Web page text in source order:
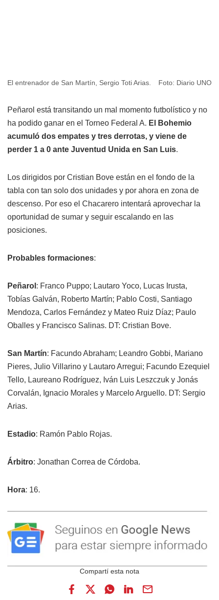
El entrenador de San Martín, Sergio Toti Arias. Foto: Diario UNO
Peñarol está transitando un mal momento futbolístico y no
ha podido ganar en el Torneo Federal A. El Bohemio
acumuló dos empates y tres derrotas, y viene de
perder 1 a 0 ante Juventud Unida en San Luis.
Los dirigidos por Cristian Bove están en el fondo de la
tabla con tan solo dos unidades y por ahora en zona de
descenso. Por eso el Chacarero intentará aprovechar la
oportunidad de sumar y seguir escalando en las
posiciones.
Probables formaciones:
Peñarol : Franco Puppo; Lautaro Yoco, Lucas Irusta,
Tobías Galván, Roberto Martín; Pablo Costi, Santiago
Mendoza, Carlos Fernández y Mateo Ruiz Díaz; Paulo
Oballes y Francisco Salinas. DT: Cristian Bove.
San Martín: Facundo Abraham; Leandro Gobbi, Mariano
Pieres, Julio Villarino y Lautaro Arregui; Facundo Ezequiel
Tello, Laureano Rodríguez, Iván Luis Leszczuk y Jonás
Corvalán, Ignacio Morales y Marcelo Arguello. DT: Sergio
Arias.
Estadio: Ramón Pablo Rojas.
Árbitro: Jonathan Correa de Córdoba.
Hora: 16.